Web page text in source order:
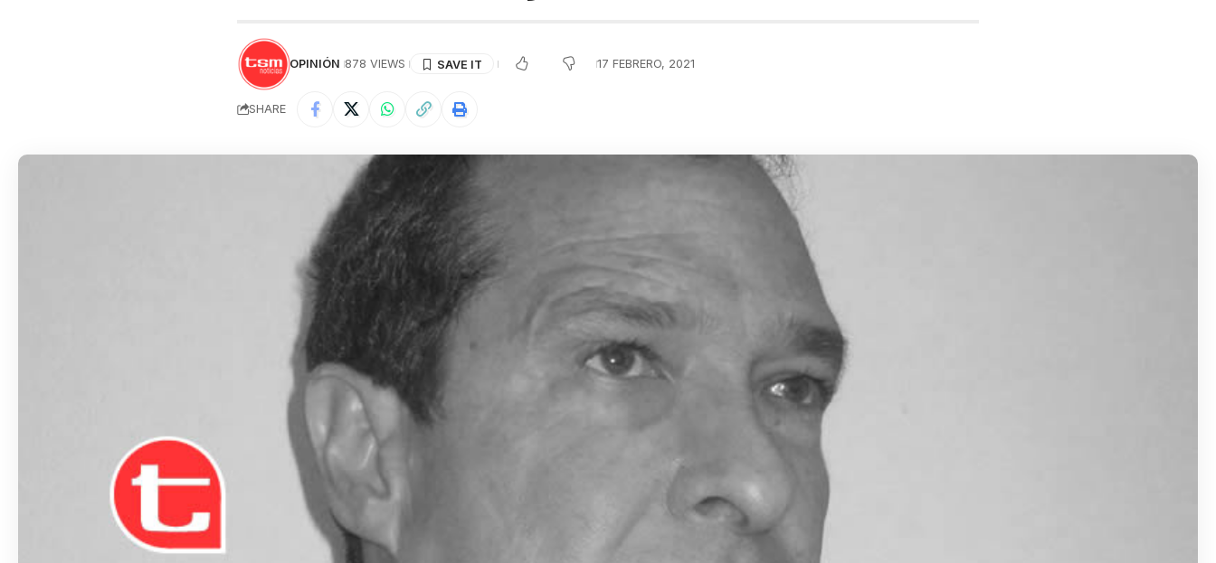
OPINIÓN 878 VIEWS 17 FEBRERO, 2021
SHARE